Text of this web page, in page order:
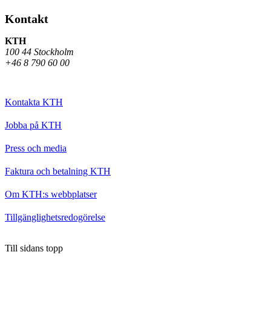
Kontakt
KTH
100 44 Stockholm
+46 8 790 60 00
Kontakta KTH
Jobba på KTH
Press och media
Faktura och betalning KTH
Om KTH:s webbplatser
Tillgänglighetsredogörelse
Till sidans topp